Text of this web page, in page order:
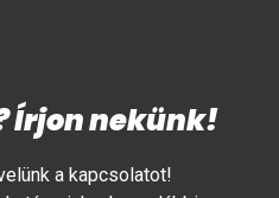
Írjon nekünk!
a kapcsolatot!